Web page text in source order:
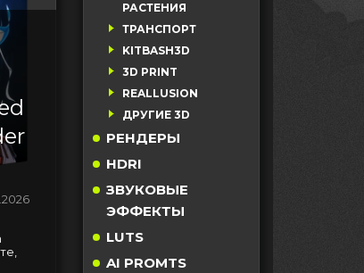
РАСТЕНИЯ
ТРАНСПОРТ
KITBASH3D
3D PRINT
REALLUSION
ДРУГИЕ 3D
РЕНДЕРЫ
HDRI
ЗВУКОВЫЕ
ЭФФЕКТЫ
LUTS
AI PROMTS